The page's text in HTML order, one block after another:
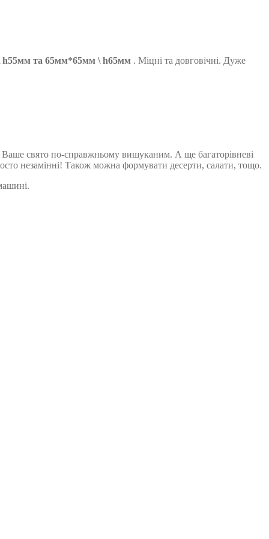
\ h55мм та 65мм*65мм \ h65мм . Міцні та довговічні. Дуже
Ваше свято по-справжньому вишуканим. А ще багаторівневі
незамінні! Також можна формувати десерти, салати, тощо.